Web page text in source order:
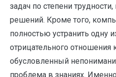
задач по степени
решений. Кроме того,
полностью устранить одну
отрицательного отношения
обусловленный
проблема в знаниях.